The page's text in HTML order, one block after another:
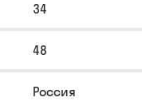
34
48
Россия